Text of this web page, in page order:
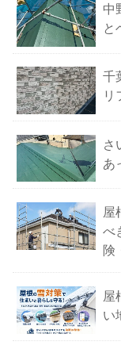
中
と
千
リ
さ
あ
屋
べ
険
屋
い